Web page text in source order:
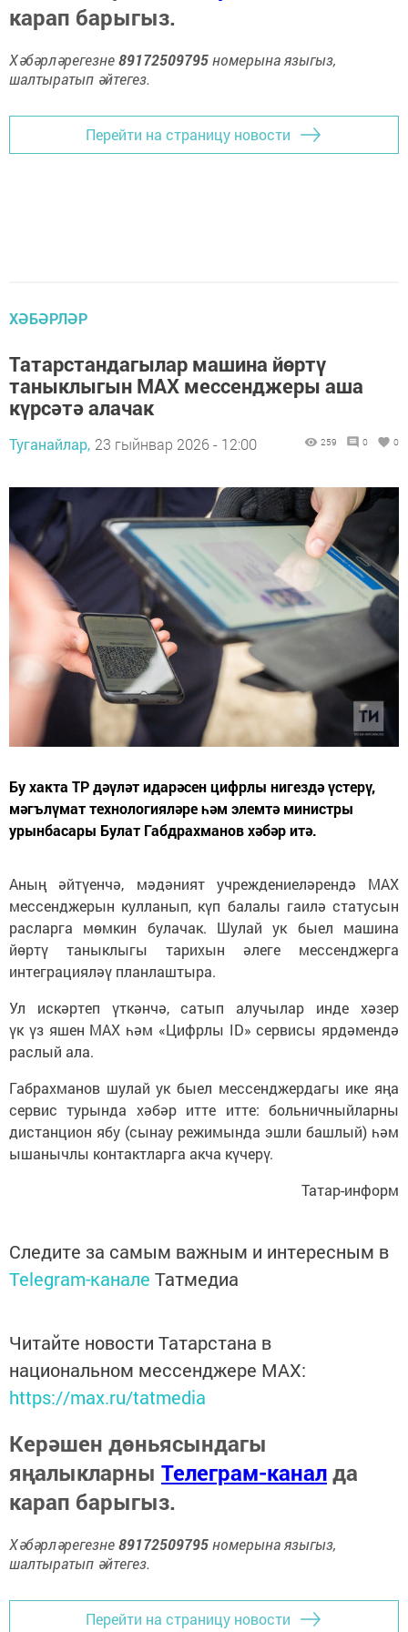
карап барыгыз.
Хәбәрләрегезне89172509795номерына языгыз,
шалтыратып әйтегез.
Перейти на страницу новости
ХӘБӘРЛӘР
Татарстандагылар машина йөртү
таныклыгын MAX мессенджеры аша
күрсәтә алачак
Туганайлар, 23 гыйнвар 2026 - 12:00 259 0 0
Бу хакта ТР дәүләт идарәсен цифрлы нигездә үстерү,
мәгълүмат технологияләре һәм элемтә министры
урынбасары Булат Габдрахманов хәбәр итә.
Аның әйтүенчә, мәдәният учреждениеләрендә MАХ
мессенджерын кулланып, күп балалы гаилә статусын
расларга мөмкин булачак. Шулай ук быел машина
йөртү таныклыгы тарихын әлеге мессенджерга
интеграцияләү планлаштыра.
Ул искәртеп үткәнчә, сатып алучылар инде хәзер
үк үз яшен МАХ һәм «Цифрлы ID» сервисы ярдәмендә
раслый ала.
Габрахманов шулай ук быел мессенджердагы ике яңа
сервис турында хәбәр итте итте: больничныйларны
дистанцион ябу (сынау режимында эшли башлый) һәм
ышанычлы контактларга акча күчерү.
Татар-информ
Следите за самым важным и интересным в
Telegram-канале Татмедиа
Читайте новости Татарстана в
национальном мессенджере MАХ:
https://max.ru/tatmedia
Керәшен дөньясындагы
яңалыкларны Телеграм-каналда
карап барыгыз.
Хәбәрләрегезне89172509795номерына языгыз,
шалтыратып әйтегез.
Перейти на страницу новости